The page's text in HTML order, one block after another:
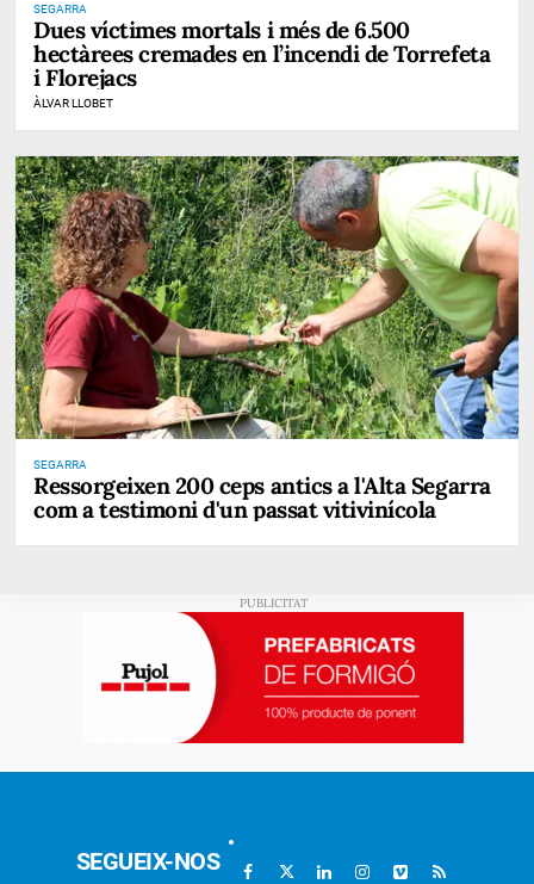
SEGARRA
Dues víctimes mortals i més de 6.500
hectàrees cremades en l’incendi de Torrefeta
i Florejacs
ÀLVAR LLOBET
SEGARRA
Ressorgeixen 200 ceps antics a l'Alta Segarra
com a testimoni d'un passat vitivinícola
SEGUEIX-NOS